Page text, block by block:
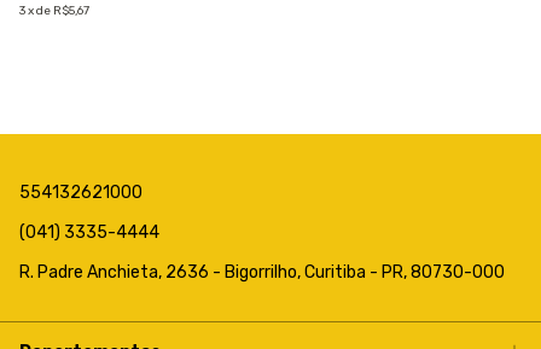
3xde R$5,67
554132621000
(041) 3335-4444
R. Padre Anchieta, 2636 - Bigorrilho, Curitiba - PR, 80730-000